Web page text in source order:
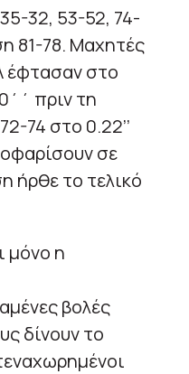
32, 53-52, 74-
81-78. Μαχητές
έφτασαν στο
πριν τη
74 στο 0.22’’
σε
ήρθε το τελικό
βολές
δίνουν το